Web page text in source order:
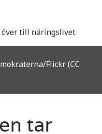
över till näringslivet
Flickr (CC
tar